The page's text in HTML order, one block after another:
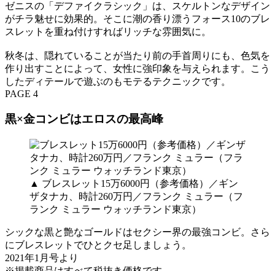
ゼニスの「デファイクラシック」は、スケルトンなデザイン
がチラ魅せに効果的。そこに潮の香り漂うフォース10のブレ
スレットを重ね付けすればリッチな雰囲気に。
秋冬は、隠れていることが当たり前の手首周りにも、色気を
作り出すことによって、女性に強印象を与えられます。こう
したディテールで遊ぶのもモテるテクニックです。
PAGE 4
黒×金コンビはエロスの最高峰
▲ ブレスレット15万6000円（参考価格）／ギン
ザタナカ、時計260万円／フランク ミュラー（フ
ランク ミュラー ウォッチランド東京）
シックな黒と艶なゴールドはセクシー界の最強コンビ。さら
にブレスレットでひとクセ足しましょう。
2021年1月号より